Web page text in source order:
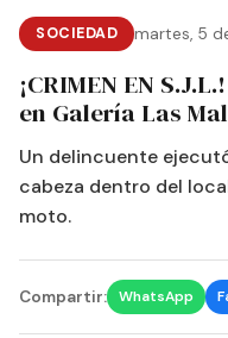
SOCIEDAD martes, 5
¡CRIMEN EN
en Galería Las
Un delincuente
cabeza dentro del
moto.
Compartir: WhatsApp